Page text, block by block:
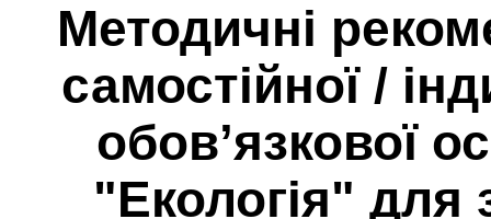
Методичні
самостійної /
обов’язкової
"Екологія" для